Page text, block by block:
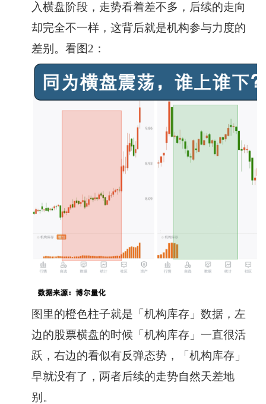
入横盘阶段，走势看着差不多，后续的走向
却完全不一样，这背后就是机构参与力度的
差别。看图2：
图里的橙色柱子就是「机构库存」数据，左
边的股票横盘的时候「机构库存」一直很活
跃，右边的看似有反弹态势，「机构库存」
早就没有了，两者后续的走势自然天差地
别。